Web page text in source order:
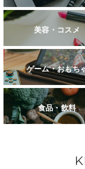
美容・コスメ
ゲーム・おもち
食品・飲料